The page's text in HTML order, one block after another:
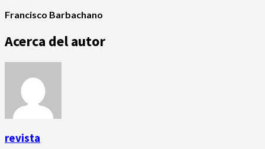
Francisco Barbachano
Acerca del autor
revista